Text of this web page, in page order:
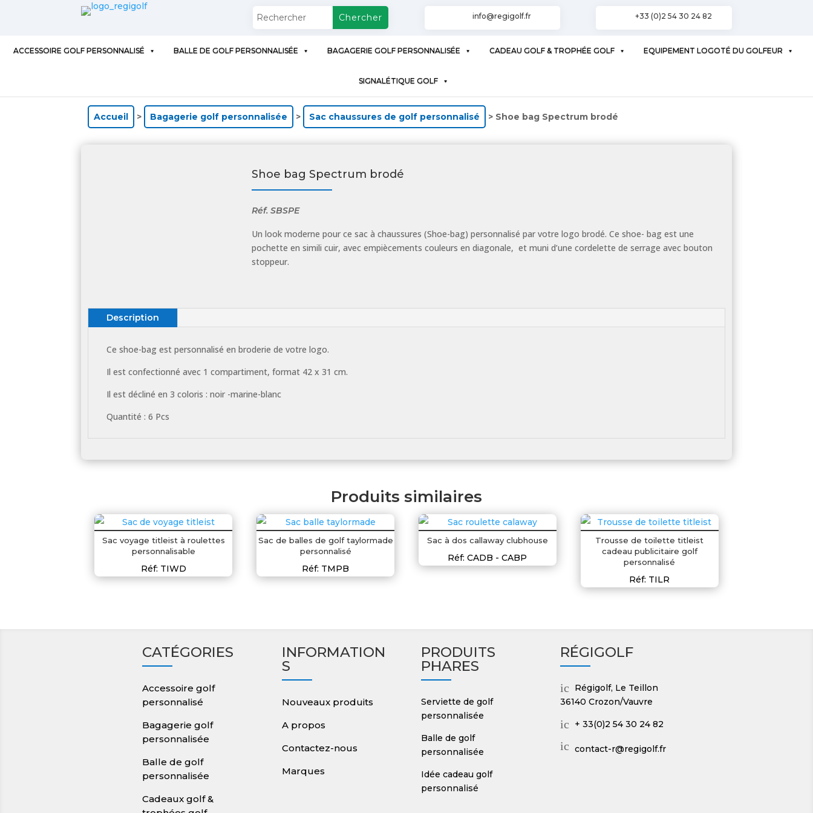
info@regigolf.fr +33 (0)2 54 30 24 82
ACCESSOIRE GOLF PERSONNALISÉ BALLE DE GOLF PERSONNALISÉE BAGAGERIE GOLF PERSONNALISÉE CADEAU GOLF & TROPHÉE GOLF EQUIPEMENT LOGOTÉ DU GOLFEUR
SIGNALÉTIQUE GOLF
Accueil > Bagagerie golf personnalisée > Sac chaussures de golf personnalisé > Shoe bag Spectrum brodé
Shoe bag Spectrum brodé
Réf.SBSPE
Un look moderne pour ce sac à chaussures (Shoe-bag) personnalisé par votre logo brodé. Ce shoe- bag est une
pochette en simili cuir, avec empiècements couleurs en diagonale, et muni d’une cordelette de serrage avec bouton
stoppeur.
Description
Ce shoe-bag est personnalisé en broderie de votre logo.
Il est confectionné avec 1 compartiment, format 42 x 31 cm.
Il est décliné en 3 coloris : noir -marine-blanc
Quantité : 6 Pcs
Produits similaires
Sac voyage titleist à roulettes
personnalisable
Réf: TIWD
Sac de balles de golf taylormade
personnalisé
Réf: TMPB
Sac à dos callaway clubhouse
Réf: CADB - CABP
Trousse de toilette titleist
cadeau publicitaire golf
personnalisé
Réf: TILR
CATÉGORIES
Accessoire golf
personnalisé
Bagagerie golf
personnalisée
Balle de golf
personnalisée
Cadeaux golf &
INFORMATION
S
Nouveaux produits
A propos
Contactez-nous
Marques
PRODUITS
PHARES
Serviette de golf
personnalisée
Balle de golf
personnalisée
Idée cadeau golf
personnalisé
RÉGIGOLF
ic
on
m
ic
Régigolf, Le Teillon
36140 Crozon/Vauvre
ic
_p
+ 33(0)2 54 30 24 82
ic contact-r@regigolf.fr